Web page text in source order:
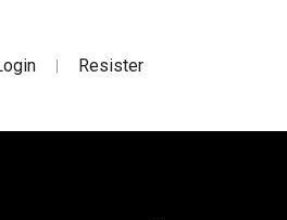
| Resister